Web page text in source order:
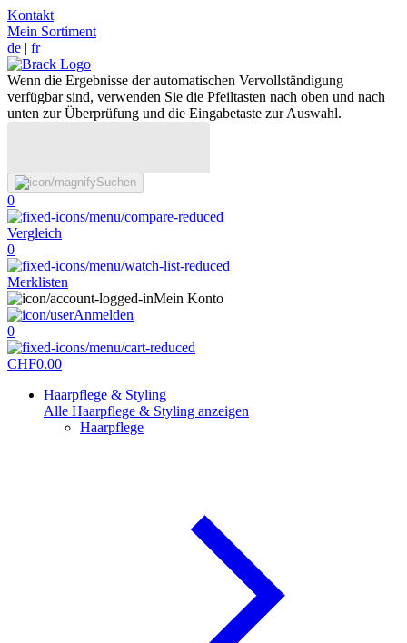
Kontakt
Mein Sortiment
de | fr
Wenn die Ergebnisse der automatischen Vervollständigung
verfügbar sind, verwenden Sie die Pfeiltasten nach oben und nach
unten zur Überprüfung und die Eingabetaste zur Auswahl.
Suchen
0
Vergleich
0
Merklisten
Mein Konto
Anmelden
0
CHF0.00
Haarpflege & Styling
Alle Haarpflege & Styling anzeigen
Haarpflege